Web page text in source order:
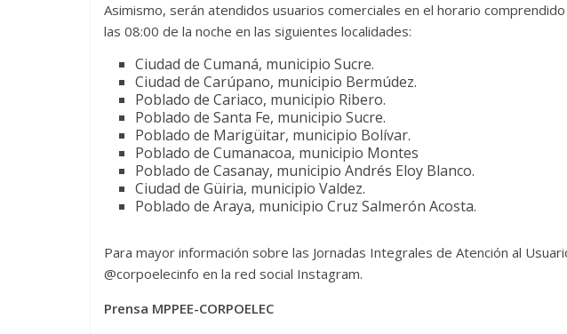
Asimismo, serán atendidos usuarios comerciales en el horario
las 08:00 de la noche en las siguientes localidades:
Ciudad de Cumaná, municipio Sucre.
Ciudad de Carúpano, municipio Bermúdez.
Poblado de Cariaco, municipio Ribero.
Poblado de Santa Fe, municipio Sucre.
Poblado de Marigüitar, municipio Bolívar.
Poblado de Cumanacoa, municipio Montes
Poblado de Casanay, municipio Andrés Eloy Blanco.
Ciudad de Güiria, municipio Valdez.
Poblado de Araya, municipio Cruz Salmerón Acosta.
Para mayor información sobre las Jornadas Integrales de Atención al
@corpoelecinfo en la red social Instagram.
Prensa MPPEE-CORPOELEC